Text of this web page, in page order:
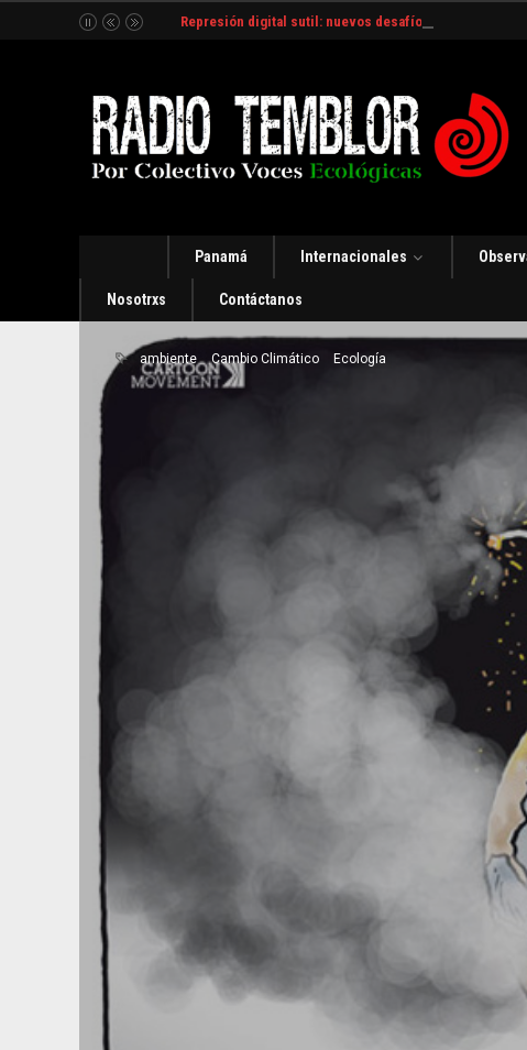
Represión digital sutil: nuevos desafíos y estrategias
Panamá Internacionales
Nosotrxs Contáctanos
ambiente Cambio Climático Ecología